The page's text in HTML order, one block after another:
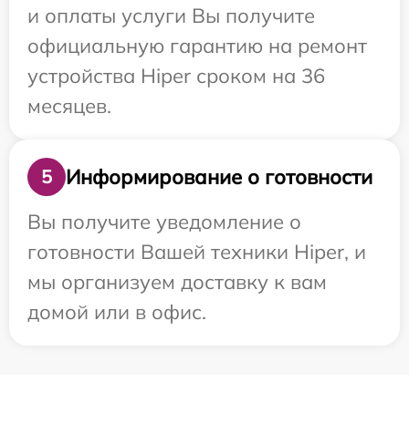
и оплаты услуги Вы получите
официальную гарантию на ремонт
устройства Hiper сроком на 36
месяцев.
5
Информирование о готовности
Вы получите уведомление о
готовности Вашей техники Hiper, и
мы организуем доставку к вам
домой или в офис.